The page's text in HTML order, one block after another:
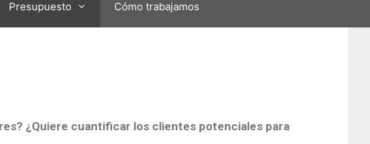
Presupuesto Cómo trabajamos
¿Quiere cuantificar los clientes potenciales para